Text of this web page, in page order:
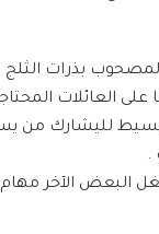
بذرات
العائلات
بسيط لليشارك من
البعض الآخر